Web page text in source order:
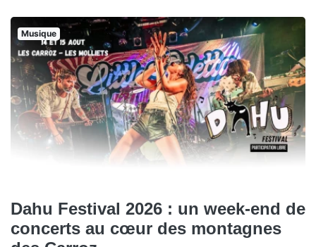
Musique
Dahu Festival 2026 : un week-end de
concerts au cœur des montagnes